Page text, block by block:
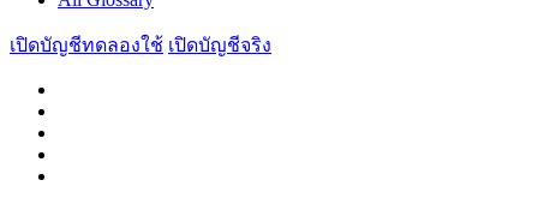
เปิดบัญชีทดลองใช้ เปิดบัญชีจริง